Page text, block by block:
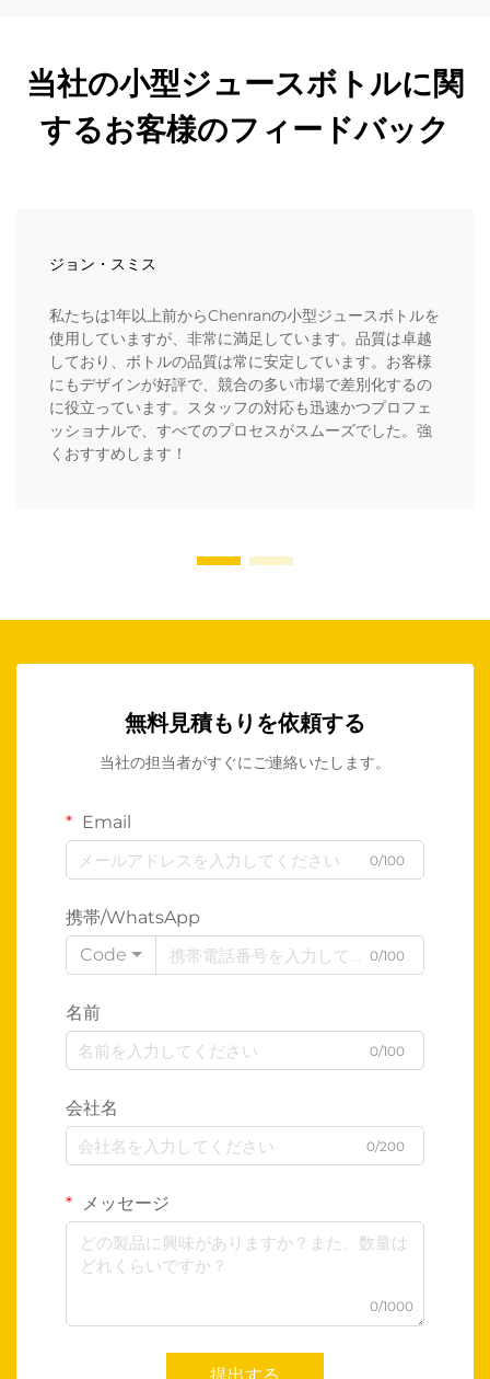
当社の小型ジュースボトルに関
するお客様のフィードバック
ジョン・スミス
私たちは1年以上前からChenranの小型ジュースボトルを
使用していますが、非常に満足しています。品質は卓越
しており、ボトルの品質は常に安定しています。お客様
にもデザインが好評で、競合の多い市場で差別化するの
に役立っています。スタッフの対応も迅速かつプロフェ
ッショナルで、すべてのプロセスがスムーズでした。強
くおすすめします！
無料見積もりを依頼する
当社の担当者がすぐにご連絡いたします。
Email
0/100
携帯/WhatsApp
Code
0/100
名前
0/100
会社名
0/200
メッセージ
0/1000